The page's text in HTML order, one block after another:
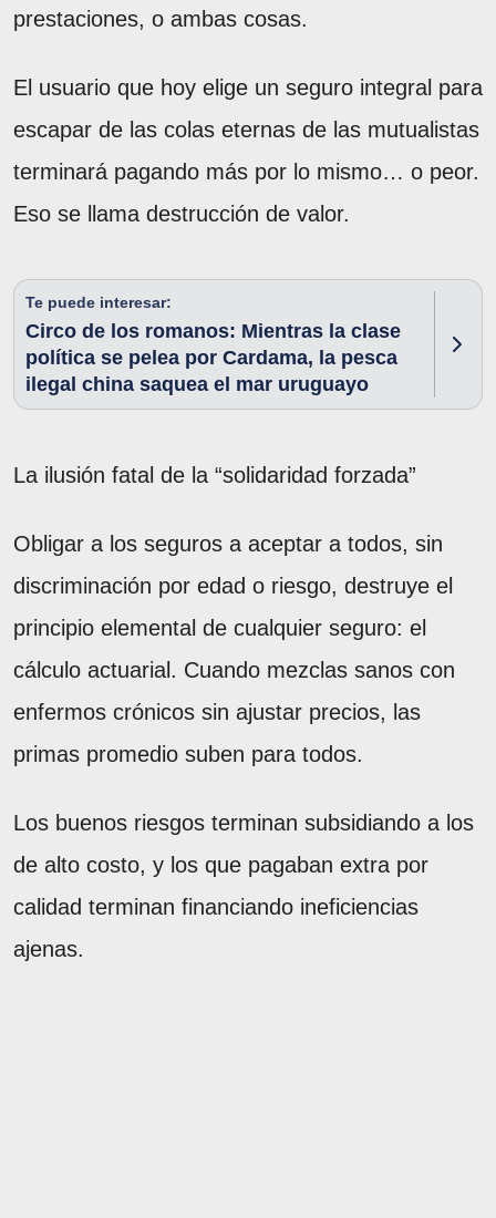
prestaciones, o ambas cosas.
El usuario que hoy elige un seguro integral para
escapar de las colas eternas de las mutualistas
terminará pagando más por lo mismo… o peor.
Eso se llama destrucción de valor.
Te puede interesar:
Circo de los romanos: Mientras la clase
política se pelea por Cardama, la pesca
ilegal china saquea el mar uruguayo
La ilusión fatal de la “solidaridad forzada”
Obligar a los seguros a aceptar a todos, sin
discriminación por edad o riesgo, destruye el
principio elemental de cualquier seguro: el
cálculo actuarial. Cuando mezclas sanos con
enfermos crónicos sin ajustar precios, las
primas promedio suben para todos.
Los buenos riesgos terminan subsidiando a los
de alto costo, y los que pagaban extra por
calidad terminan financiando ineficiencias
ajenas.